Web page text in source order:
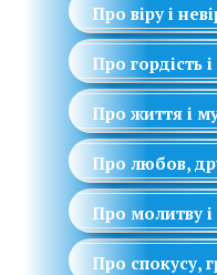
Про віру і
Про гордість
Про життя і
Про любов,
Про молитву
Про спокусу,